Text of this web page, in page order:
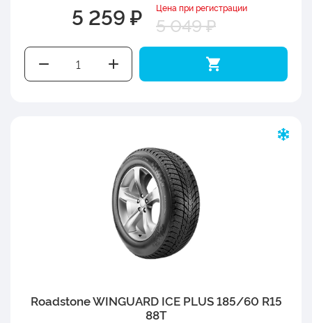
5 259 ₽ Цена при регистрации
5 049 ₽
Roadstone WINGUARD ICE PLUS 185/60 R15
88T